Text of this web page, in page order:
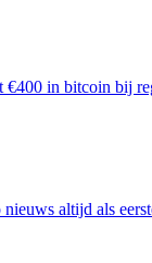
€400 in bitcoin bij
altijd als